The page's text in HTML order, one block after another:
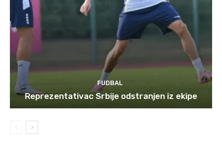
FUDBAL
Reprezentativac Srbije odstranjen iz ekipe